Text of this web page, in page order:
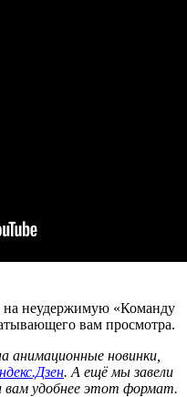
на неудержимую «Команду
вам просмотра.
новинки,
. А ещё мы завели
вам удобнее этот формат.